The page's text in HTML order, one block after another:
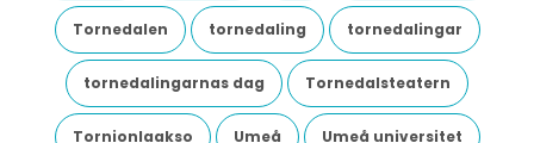
Tornedalen tornedaling tornedalingar
tornedalingarnas dag Tornedalsteatern
Tornionlaakso Umeå Umeå universitet